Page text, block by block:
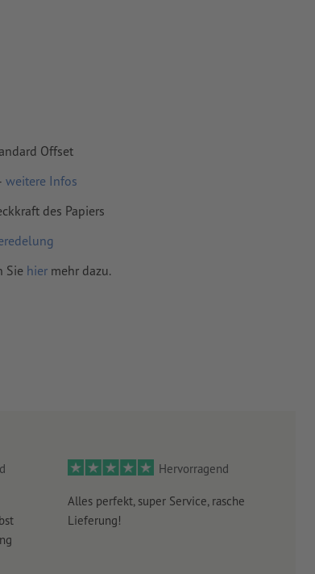
Offset
weitere Infos
des Papiers
Sie hier mehr dazu.
Hervorragend
Alles perfekt, super Service, rasche
Lieferung!